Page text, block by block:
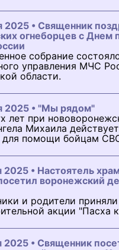
2025 • Священник
огнеборцев с Днем
собрание
управления МЧС
области.
2025 • "Мы рядом"
лет при
Михаила
для помощи бойцам
2025 • Настоятель
воронежский
и родители
акции "Пасха
2025 • Священник